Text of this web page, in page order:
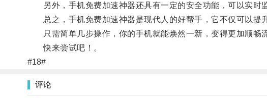
另外，手机免费加速神器还具有一定的安全功能，可以实时
总之，手机免费加速神器是现代人的好帮手，它不仅可以提
只需简单几步操作，你的手机就能焕然一新，变得更加顺畅流
快来尝试吧！。
#18#
评论